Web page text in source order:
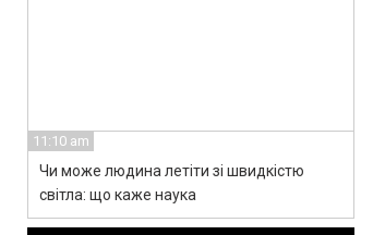
11:10 am
Чи може людина летіти зі швидкістю
світла: що каже наука